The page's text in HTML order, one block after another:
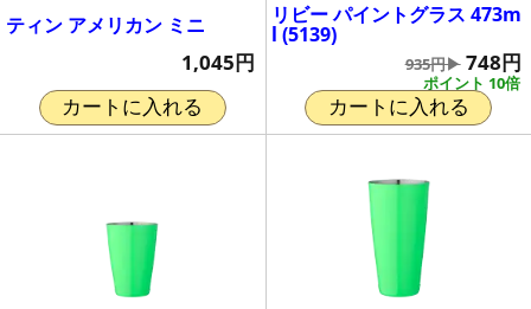
ティン アメリカン ミニ
1,045円
カートに入れる
リビー パイントグラス 473m
l (5139)
ポイント 10倍
935円▶ 748円
カートに入れる